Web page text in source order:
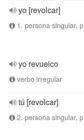
yo [revolcar]
1. persona singular,
yo revuelco
verbo irregular
tú [revolcar]
2. persona singular,